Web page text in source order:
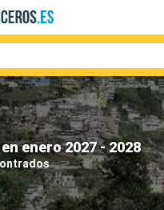
enero 2027 - 2028